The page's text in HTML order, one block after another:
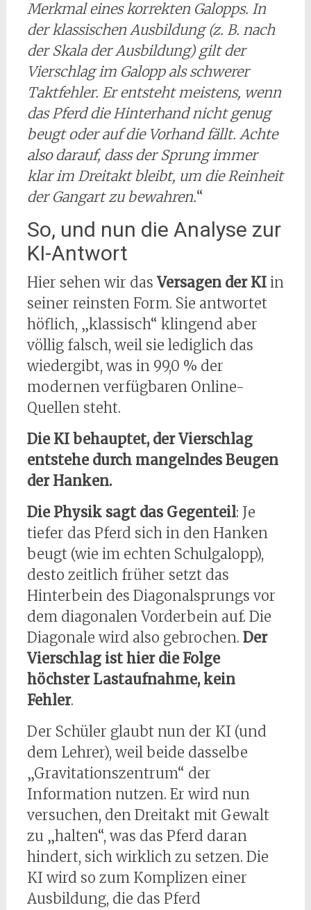
Merkmal eines korrekten Galopps. In
der klassischen Ausbildung (z. B. nach
der Skala der Ausbildung) gilt der
Vierschlag im Galopp als schwerer
Taktfehler. Er entsteht meistens, wenn
das Pferd die Hinterhand nicht genug
beugt oder auf die Vorhand fällt. Achte
also darauf, dass der Sprung immer
klar im Dreitakt bleibt, um die Reinheit
der Gangart zu bewahren.“
So, und nun die Analyse zur
KI-Antwort
Hier sehen wir das Versagen der KI in
seiner reinsten Form. Sie antwortet
höflich, „klassisch“ klingend aber
völlig falsch, weil sie lediglich das
wiedergibt, was in 99,0 % der
modernen verfügbaren Online-
Quellen steht.
Die KI behauptet, der Vierschlag
entstehe durch mangelndes Beugen
der Hanken.
Die Physik sagt das Gegenteil: Je
tiefer das Pferd sich in den Hanken
beugt (wie im echten Schulgalopp),
desto zeitlich früher setzt das
Hinterbein des Diagonalsprungs vor
dem diagonalen Vorderbein auf. Die
Diagonale wird also gebrochen. Der
Vierschlag ist hier die Folge
höchster Lastaufnahme, kein
Fehler.
Der Schüler glaubt nun der KI (und
dem Lehrer), weil beide dasselbe
„Gravitationszentrum“ der
Information nutzen. Er wird nun
versuchen, den Dreitakt mit Gewalt
zu „halten“, was das Pferd daran
hindert, sich wirklich zu setzen. Die
KI wird so zum Komplizen einer
Ausbildung, die das Pferd